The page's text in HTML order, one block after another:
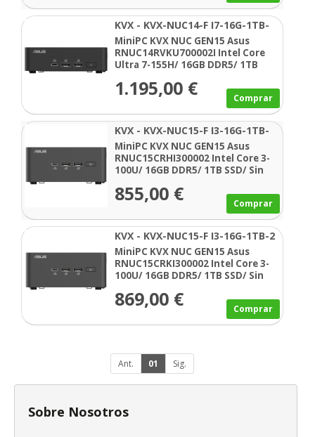
KVX - KVX-NUC14-F I7-16G-1TB-
SSD
MiniPC KVX NUC GEN15 Asus
RNUC14RVKU700002I Intel Core
Ultra 7-155H/ 16GB DDR5/ 1TB
1.195,00 € Comprar
KVX - KVX-NUC15-F I3-16G-1TB-
SSD
MiniPC KVX NUC GEN15 Asus
RNUC15CRHI300002 Intel Core 3-
100U/ 16GB DDR5/ 1TB SSD/ Sin
855,00 € Comprar
KVX - KVX-NUC15-F I3-16G-1TB-2
MiniPC KVX NUC GEN15 Asus
RNUC15CRKI300002 Intel Core 3-
100U/ 16GB DDR5/ 1TB SSD/ Sin
869,00 € Comprar
Ant. 01 Sig.
Sobre Nosotros